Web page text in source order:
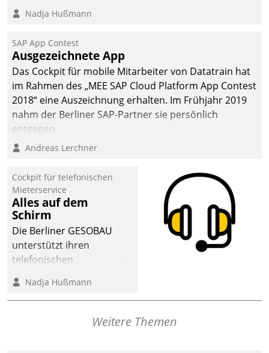
Nadja Hußmann
SAP App Contest
Ausgezeichnete App
Das Cockpit für mobile Mitarbeiter von Datatrain hat
im Rahmen des „MEE SAP Cloud Platform App Contest
2018“ eine Auszeichnung erhalten. Im Frühjahr 2019
nahm der Berliner SAP-Partner sie persönlich
entgegen.
Andreas Lerchner
Cockpit für telefonischen
Mieterservice
Alles auf dem
Schirm
Die Berliner GESOBAU
unterstützt ihren
telefonischen
digitalen Cockpit, das
situationsbezogen
passende Fragen und
Nadja Hußmann
Weitere Themen